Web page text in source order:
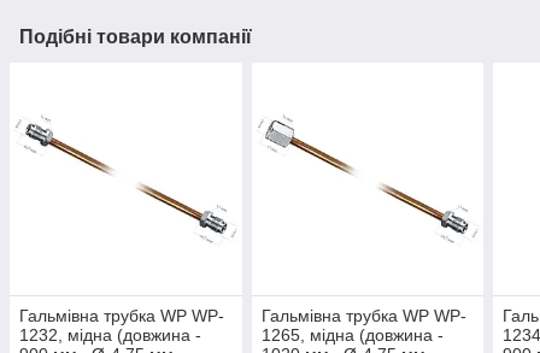
Подібні товари компанії
Гальмівна трубка WP WP-
1232, мідна (довжина -
Гальмівна трубка WP WP-
1265, мідна (довжина -